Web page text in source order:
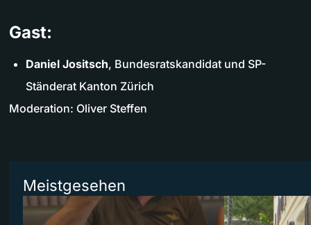
Gast:
Daniel Jositsch, Bundesratskandidat und SP-
Ständerat Kanton Zürich
Moderation: Oliver Steffen
Meistgesehen